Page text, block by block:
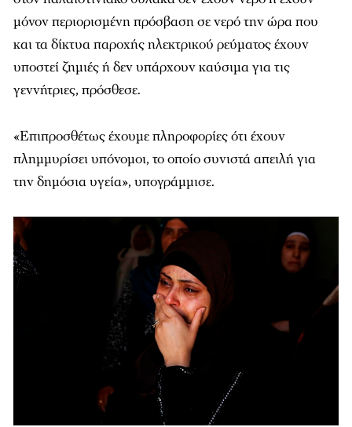
μόνον περιορισμένη πρόσβαση σε νερό την ώρα που
και τα δίκτυα παροχής ηλεκτρικού ρεύματος έχουν
υποστεί ζημιές ή δεν υπάρχουν καύσιμα για τις
γεννήτριες, πρόσθεσε.
«Επιπροσθέτως έχουμε πληροφορίες ότι έχουν
πλημμυρίσει υπόνομοι, το οποίο συνιστά απειλή για
την δημόσια υγεία», υπογράμμισε.